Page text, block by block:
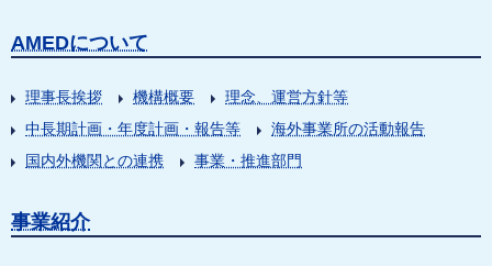
AMEDについて
理事長挨拶 機構概要
理念、運営方針等
中長期計画・年度計画・報告等
海外事業所の活動報告
国内外機関との連携
事業・推進部門
事業紹介